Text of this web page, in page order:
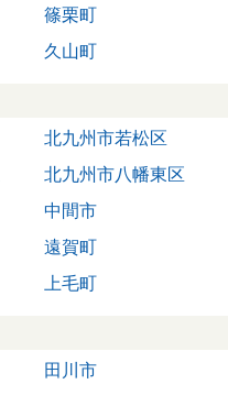
篠栗町
久山町
北九州市若松区
北九州市八幡東区
中間市
遠賀町
上毛町
田川市